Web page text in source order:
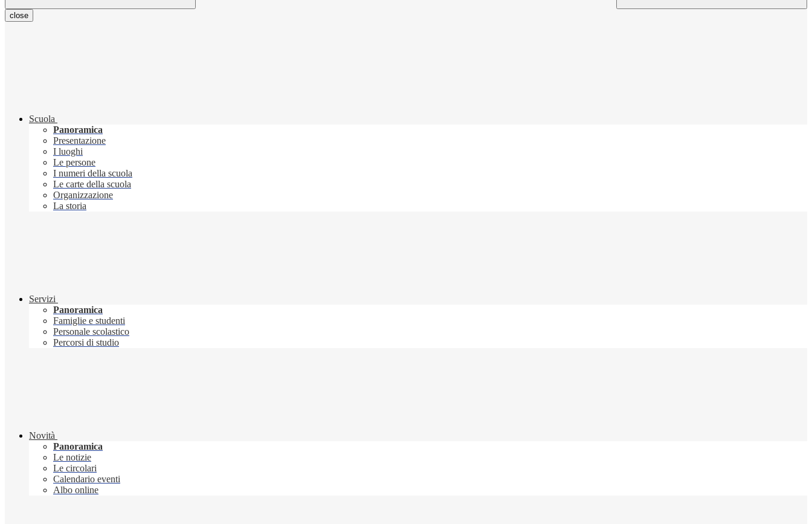
close
Scuola
Panoramica
Presentazione
I luoghi
Le persone
I numeri della scuola
Le carte della scuola
Organizzazione
La storia
Servizi
Panoramica
Famiglie e studenti
Personale scolastico
Percorsi di studio
Novità
Panoramica
Le notizie
Le circolari
Calendario eventi
Albo online